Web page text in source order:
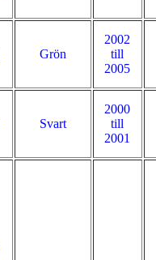
Grön
2002
till
2005
Svart
2000
till
2001